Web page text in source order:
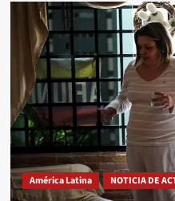
América Latina NOTICIA DE